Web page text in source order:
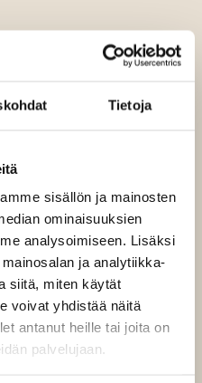
Tietoja
sisällön ja mainosten
ominaisuuksien
analysoimiseen. Lisäksi
ja analytiikka-
siitä, miten käytät
voivat yhdistää näitä
antanut heille tai joita on
palvelujaan.